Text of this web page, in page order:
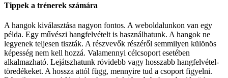
Tippek a trénerek számára
A hangok kiválasztása nagyon fontos. A weboldalunkon van egy
példa. Egy művészi hangfelvételt is használhatunk. A hangok ne
legyenek teljesen tiszták. A részvevők részéről semmilyen különös
képesség nem kell hozzá. Valamennyi célcsoport esetében
alkalmazható. Lejátszhatunk rövidebb vagy hosszabb hangfelvétel-
töredékeket. A hossza attól függ, mennyire tud a csoport figyelni.